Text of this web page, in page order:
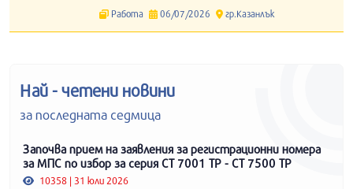
Работа 06/07/2026 гр.Казанлък
Най - четени новини
за последната седмица
Започва прием на заявления за регистрационни номера
за МПС по избор за серия СТ 7001 ТР - СТ 7500 ТР
10358 | 31 юли 2026